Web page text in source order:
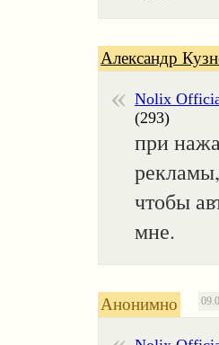
Александр
Nolix
(293)
при
чтобы
мне.
Анонимно